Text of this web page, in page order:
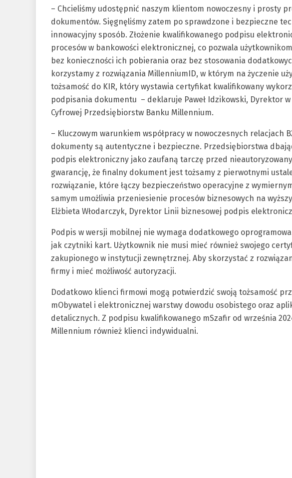
– Chcieliśmy udostępnić naszym klientom nowoczesny i prosty
dokumentów. Sięgnęliśmy zatem po sprawdzone i bezpieczne
innowacyjny sposób. Złożenie kwalifikowanego podpisu
procesów w bankowości elektronicznej, co pozwala
bez konieczności ich pobierania oraz bez stosowania
korzystamy z rozwiązania MillenniumID, w którym na życzenie
tożsamość do KIR, który wystawia certyfikat kwalifikowany
podpisania dokumentu – deklaruje Paweł Idzikowski, Dyrektor
Cyfrowej Przedsiębiorstw Banku Millennium.
– Kluczowym warunkiem współpracy w nowoczesnych relacjach
dokumenty są autentyczne i bezpieczne. Przedsiębiorstwa
podpis elektroniczny jako zaufaną tarczę przed
gwarancję, że finalny dokument jest tożsamy z pierwotnymi
rozwiązanie, które łączy bezpieczeństwo operacyjne z
samym umożliwia przeniesienie procesów biznesowych na
Elżbieta Włodarczyk, Dyrektor Linii biznesowej podpis
Podpis w wersji mobilnej nie wymaga dodatkowego
jak czytniki kart. Użytkownik nie musi mieć również swojego
zakupionego w instytucji zewnętrznej. Aby skorzystać z
firmy i mieć możliwość autoryzacji.
Dodatkowo klienci firmowi mogą potwierdzić swoją tożsamość
mObywatel i elektronicznej warstwy dowodu osobistego oraz
detalicznych. Z podpisu kwalifikowanego mSzafir od września
Millennium również klienci indywidualni.